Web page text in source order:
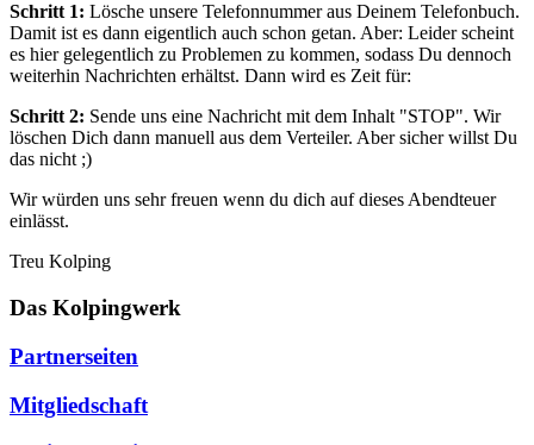
Schritt 1: Lösche unsere Telefonnummer aus Deinem Telefonbuch.
Damit ist es dann eigentlich auch schon getan. Aber: Leider scheint
es hier gelegentlich zu Problemen zu kommen, sodass Du dennoch
weiterhin Nachrichten erhältst. Dann wird es Zeit für:
Schritt 2: Sende uns eine Nachricht mit dem Inhalt "STOP". Wir
löschen Dich dann manuell aus dem Verteiler. Aber sicher willst Du
das nicht ;)
Wir würden uns sehr freuen wenn du dich auf dieses Abendteuer
einlässt.
Treu Kolping
Das Kolpingwerk
Partnerseiten
Mitgliedschaft